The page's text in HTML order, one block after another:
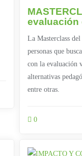
evaluación
La Masterclass
personas que
con la evaluación
alternativas
entre otras.
0